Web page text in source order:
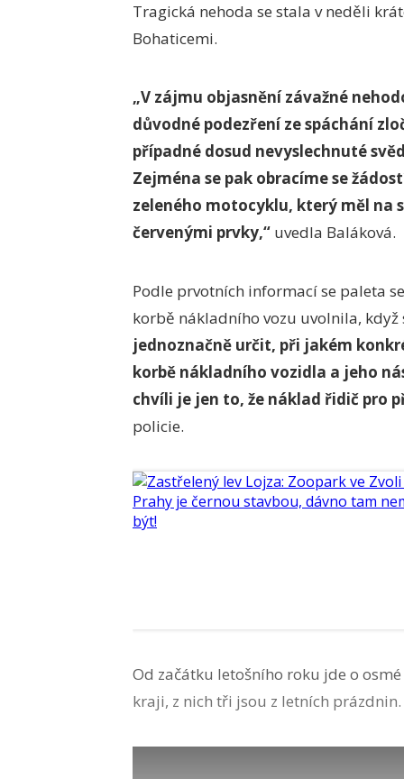
Tragická nehoda se stala v neděli
Bohaticemi.
„V zájmu objasnění závažné
důvodné podezření ze spáchání
případné dosud nevyslechnuté
Zejména se pak obracíme se
zeleného motocyklu, který měl na
červenými prvky,“ uvedla Baláková.
Podle prvotních informací se paleta
korbě nákladního vozu uvolnila,
jednoznačně určit, při jakém
korbě nákladního vozidla a jeho
chvíli je jen to, že náklad řidič pro
policie.
Od začátku letošního roku jde o
kraji, z nich tři jsou z letních prázdnin.